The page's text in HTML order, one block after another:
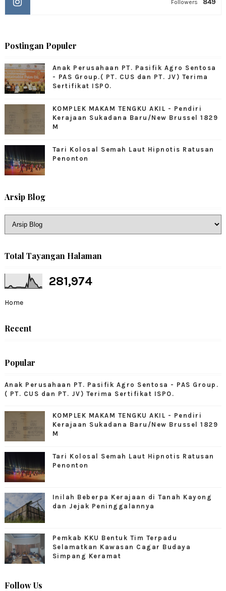
Followers
Postingan Populer
Anak Perusahaan PT. Pasifik Agro Sentosa
- PAS Group.( PT. CUS dan PT. JV) Terima
Sertifikat ISPO.
KOMPLEK MAKAM TENGKU AKIL - Pendiri
Kerajaan Sukadana Baru/New Brussel 1829
M
Tari Kolosal Semah Laut Hipnotis Ratusan
Penonton
Arsip Blog
Total Tayangan Halaman
281,974
Home
Recent
Popular
Anak Perusahaan PT. Pasifik Agro Sentosa - PAS Group.
( PT. CUS dan PT. JV) Terima Sertifikat ISPO.
KOMPLEK MAKAM TENGKU AKIL - Pendiri
Kerajaan Sukadana Baru/New Brussel 1829
M
Tari Kolosal Semah Laut Hipnotis Ratusan
Penonton
Inilah Beberpa Kerajaan di Tanah Kayong
dan Jejak Peninggalannya
Pemkab KKU Bentuk Tim Terpadu
Selamatkan Kawasan Cagar Budaya
Simpang Keramat
Follow Us